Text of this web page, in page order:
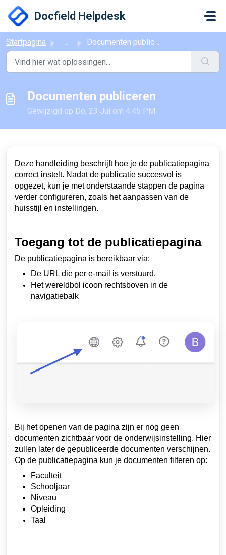
Doorgaan naar hoofdinhoud
Docfield Helpdesk
Startpagina ... Documenten publiceren
Documenten publiceren
Gewijzigd op Do, 23 Jul om 4:45 PM
Deze handleiding beschrijft hoe je de publicatiepagina
correct instelt. Nadat de publicatie succesvol is
opgezet, kun je met onderstaande stappen de pagina
verder configureren, zoals het aanpassen van de
huisstijl en instellingen.
Toegang tot de publicatiepagina
De publicatiepagina is bereikbaar via:
De URL die per e-mail is verstuurd.
Het wereldbol icoon rechtsboven in de
navigatiebalk
Bij het openen van de pagina zijn er nog geen
documenten zichtbaar voor de onderwijsinstelling. Hier
zullen later de gepubliceerde documenten verschijnen.
Op de publicatiepagina kun je documenten filteren op:
Faculteit
Schooljaar
Niveau
Opleiding
Taal